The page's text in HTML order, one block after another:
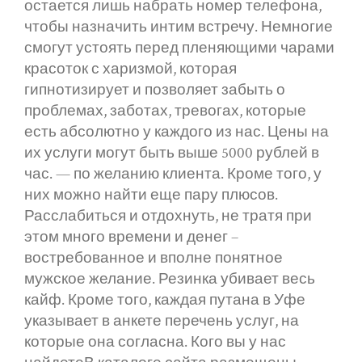
остается лишь набрать номер телефона,
чтобы назначить интим встречу. Немногие
смогут устоять перед пленяющими чарами
красоток с харизмой, которая
гипнотизирует и позволяет забыть о
проблемах, заботах, тревогах, которые
есть абсолютно у каждого из нас. Цены на
их услуги могут быть выше 5000 рублей в
час. — по желанию клиента. Кроме того, у
них можно найти еще пару плюсов.
Расслабиться и отдохнуть, не тратя при
этом много времени и денег –
востребованное и вполне понятное
мужское желание. Резинка убивает весь
кайф. Кроме того, каждая путана в Уфе
указывает в анкете перечень услуг, на
которые она согласна. Кого вы у нас